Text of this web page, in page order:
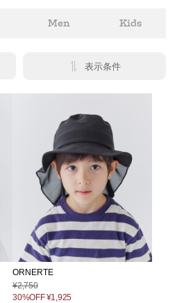
Men Kids
表示条件
ORNERTE
¥2,750
30%OFF¥1,925